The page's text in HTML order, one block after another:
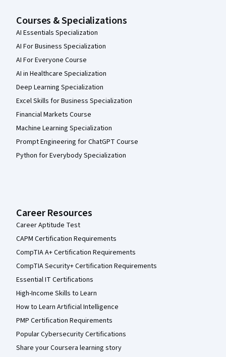
Courses & Specializations
AI Essentials Specialization
AI For Business Specialization
AI For Everyone Course
AI in Healthcare Specialization
Deep Learning Specialization
Excel Skills for Business Specialization
Financial Markets Course
Machine Learning Specialization
Prompt Engineering for ChatGPT Course
Python for Everybody Specialization
Career Resources
Career Aptitude Test
CAPM Certification Requirements
CompTIA A+ Certification Requirements
CompTIA Security+ Certification Requirements
Essential IT Certifications
High-Income Skills to Learn
How to Learn Artificial Intelligence
PMP Certification Requirements
Popular Cybersecurity Certifications
Share your Coursera learning story